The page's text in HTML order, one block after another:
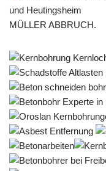
MÜLLER ABBRUCH.